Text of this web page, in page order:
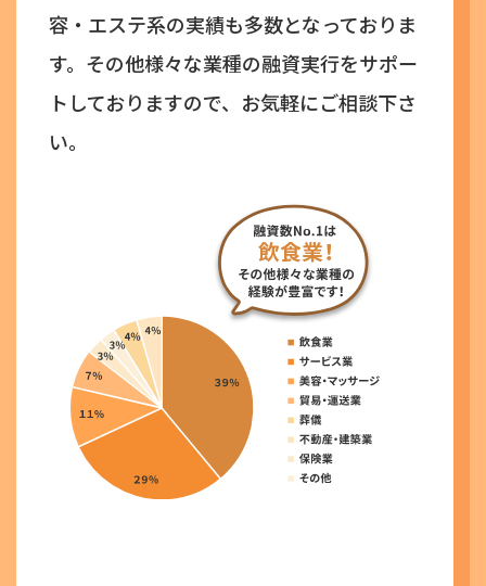
容・エステ系の実績も多数となっておりま
す。その他様々な業種の融資実行をサポー
トしておりますので、お気軽にご相談下さ
い。